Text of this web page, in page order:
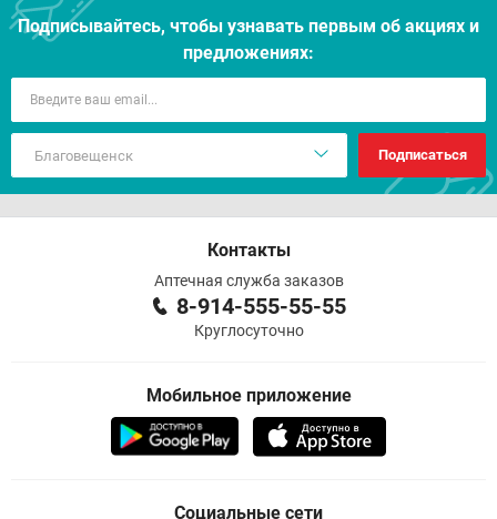
Подписывайтесь, чтобы узнавать первым об акцияx и
предложениях:
Подписаться
Контакты
Аптечная служба заказов
8-914-555-55-55
Круглосуточно
Мобильное приложение
Социальные сети